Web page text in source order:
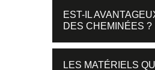
EST-IL
DES CHEMINÉES ?
LES MATÉRIELS